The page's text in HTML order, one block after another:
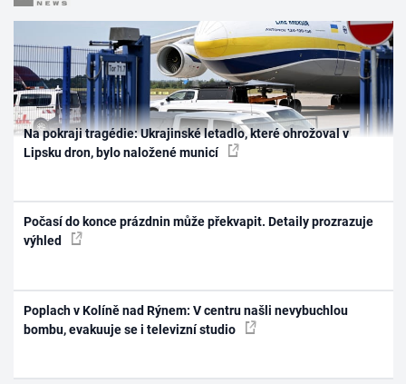
Na pokraji tragédie: Ukrajinské letadlo, které ohrožoval v
Lipsku dron, bylo naložené municí
Počasí do konce prázdnin může překvapit. Detaily prozrazuje
výhled
Poplach v Kolíně nad Rýnem: V centru našli nevybuchlou
bombu, evakuuje se i televizní studio